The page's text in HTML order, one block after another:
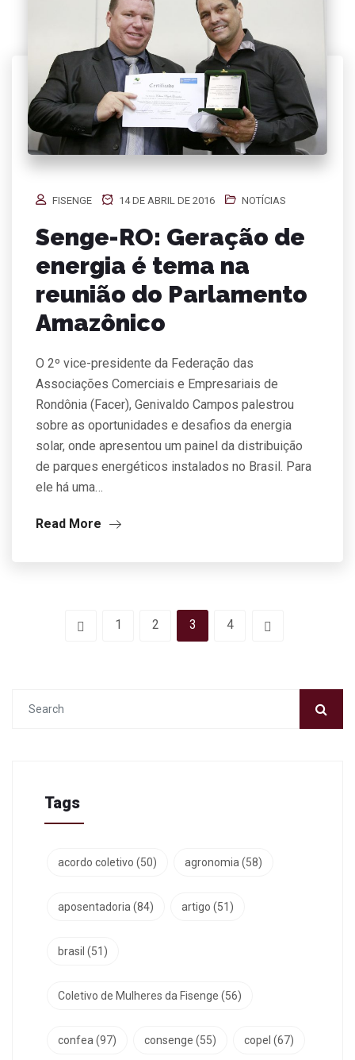
FISENGE 14 DE ABRIL DE 2016 NOTÍCIAS
Senge-RO: Geração de
energia é tema na
reunião do Parlamento
Amazônico
O 2º vice-presidente da Federação das
Associações Comerciais e Empresariais de
Rondônia (Facer), Genivaldo Campos palestrou
sobre as oportunidades e desafios da energia
solar, onde apresentou um painel da distribuição
de parques energéticos instalados no Brasil. Para
ele há uma…
Read More
1 2 3 4
Tags
acordo coletivo (50) agronomia (58)
aposentadoria (84) artigo (51)
brasil (51)
Coletivo de Mulheres da Fisenge (56)
confea (97) consenge (55) copel (67)